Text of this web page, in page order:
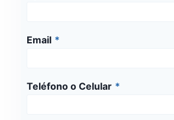
Email *
Teléfono o Celular *